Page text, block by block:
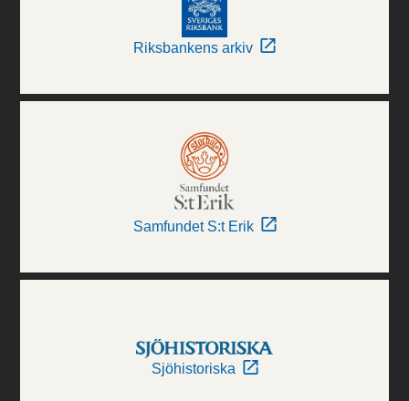
Riksbankens arkiv
Samfundet S:t Erik
Sjöhistoriska